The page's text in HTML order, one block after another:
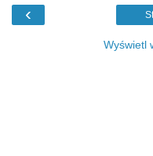
‹
Wyświetl